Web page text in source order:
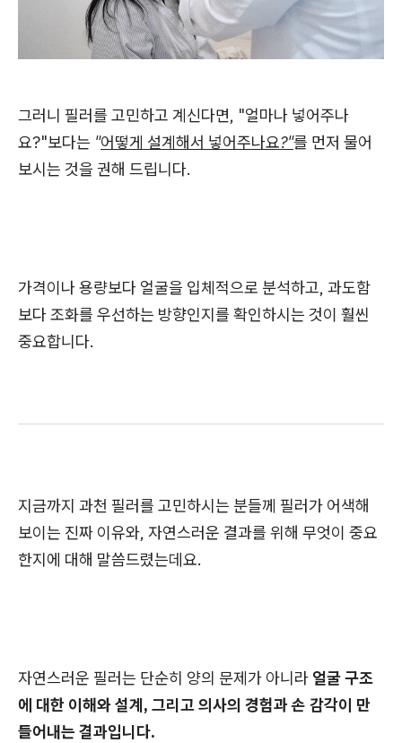
그러니 필러를 고민하고 계신다면, "얼마나 넣어주나
요?"보다는 "어떻게 설계해서 넣어주나요?"를 먼저 물어
보시는 것을 권해 드립니다.
가격이나 용량보다 얼굴을 입체적으로 분석하고, 과도함
보다 조화를 우선하는 방향인지를 확인하시는 것이 훨씬
중요합니다.
지금까지 과천 필러를 고민하시는 분들께 필러가 어색해
보이는 진짜 이유와, 자연스러운 결과를 위해 무엇이 중요
한지에 대해 말씀드렸는데요.
자연스러운 필러는 단순히 양의 문제가 아니라 얼굴 구조
에 대한 이해와 설계, 그리고 의사의 경험과 손 감각이 만
들어내는 결과입니다.